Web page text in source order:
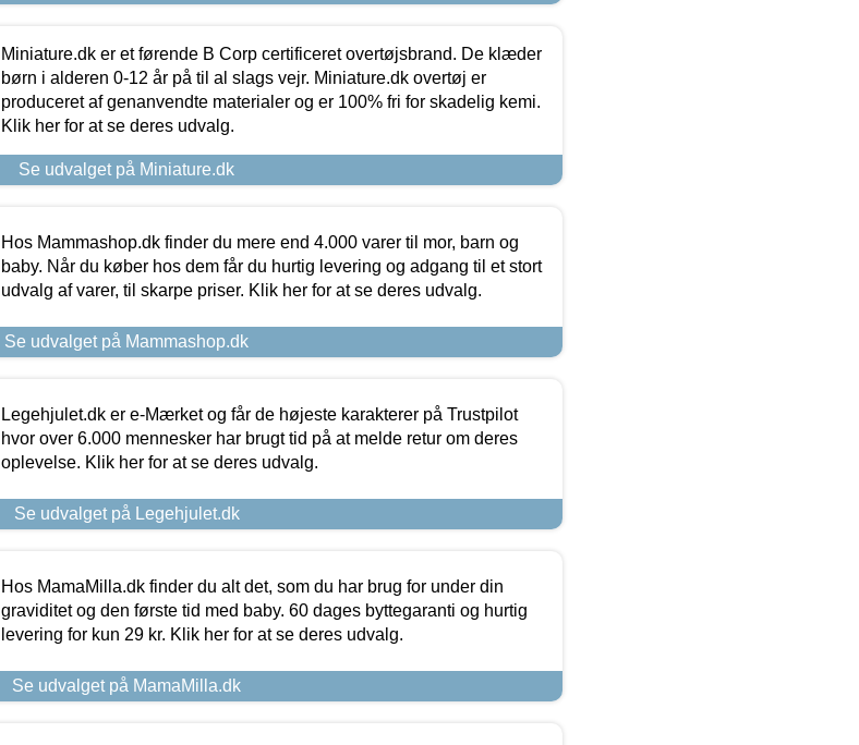
Miniature.dk er et førende B Corp certificeret overtøjsbrand. De klæder
børn i alderen 0-12 år på til al slags vejr. Miniature.dk overtøj er
produceret af genanvendte materialer og er 100% fri for skadelig kemi.
Klik her for at se deres udvalg.
Se udvalget på Miniature.dk
Hos Mammashop.dk finder du mere end 4.000 varer til mor, barn og
baby. Når du køber hos dem får du hurtig levering og adgang til et stort
udvalg af varer, til skarpe priser. Klik her for at se deres udvalg.
Se udvalget på Mammashop.dk
Legehjulet.dk er e-Mærket og får de højeste karakterer på Trustpilot
hvor over 6.000 mennesker har brugt tid på at melde retur om deres
oplevelse. Klik her for at se deres udvalg.
Se udvalget på Legehjulet.dk
Hos MamaMilla.dk finder du alt det, som du har brug for under din
graviditet og den første tid med baby. 60 dages byttegaranti og hurtig
levering for kun 29 kr. Klik her for at se deres udvalg.
Se udvalget på MamaMilla.dk